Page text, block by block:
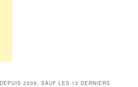
2009, SAUF LES 12 DERNIERS